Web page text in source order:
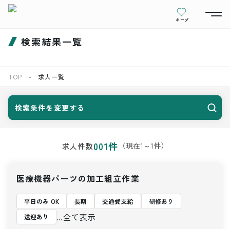
キープ
検索結果一覧
TOP 求人一覧
検索条件を変更する
求人件数001件 （現在1 ～1件）
医療機器パーツの加工組立作業
平日のみ OK 長期 交通費支給
研修あり
送迎あり
...全て表示